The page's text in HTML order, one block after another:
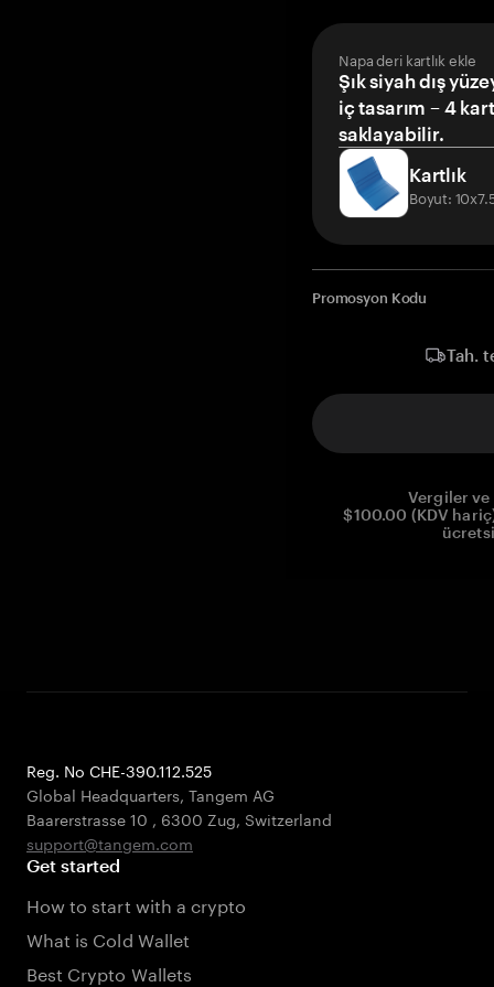
Napa deri kartlık ekle
Şık siyah dış
iç tasarım – 4
saklayabilir.
Kartlık
Boyut:
Promosyon Kodu
Tah.
Vergiler
$100.00 (KDV
Reg. No CHE-390.112.525
Global Headquarters, Tangem AG
Baarerstrasse 10 , 6300 Zug, Switzerland
support@tangem.com
Get started
How to start with a crypto
What is Cold Wallet
Best Crypto Wallets